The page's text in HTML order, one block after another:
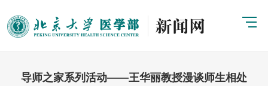
导师之家系列活动——王华丽教授漫谈师生相处